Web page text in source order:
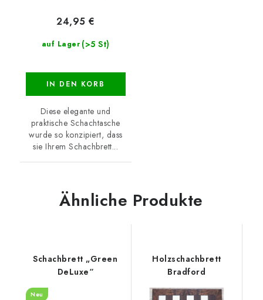
auf Lager (>5 St)
24,95 €
IN DEN KORB
Diese elegante und
praktische Schachtasche
wurde so konzipiert, dass
sie Ihrem Schachbrett...
Ähnliche Produkte
Schachbrett „Green
DeLuxe“
Neu
Holzschachbrett
Bradford